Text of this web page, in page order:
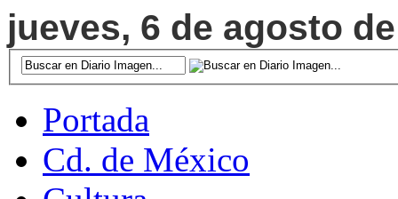
jueves, 6 de agosto
Portada
Cd. de México